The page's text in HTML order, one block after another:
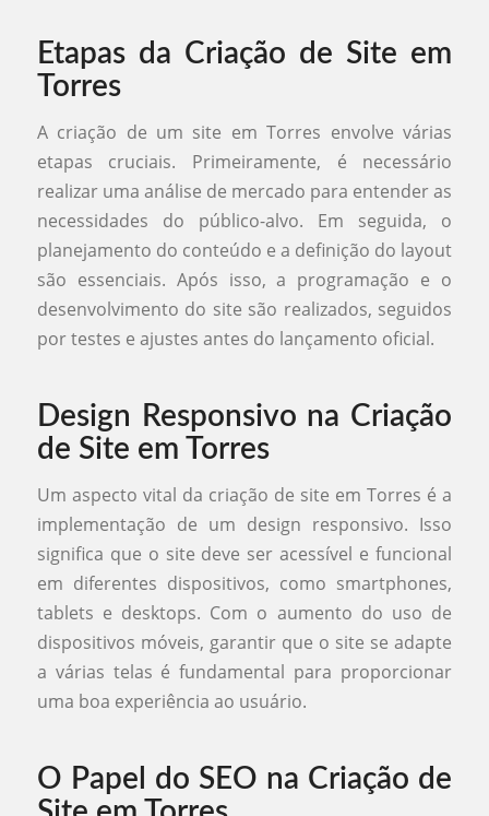
Etapas da Criação de Site em
Torres
A criação de um site em Torres envolve várias
etapas cruciais. Primeiramente, é necessário
realizar uma análise de mercado para entender as
necessidades do público-alvo. Em seguida, o
planejamento do conteúdo e a definição do layout
são essenciais. Após isso, a programação e o
desenvolvimento do site são realizados, seguidos
por testes e ajustes antes do lançamento oficial.
Design Responsivo na Criação
de Site em Torres
Um aspecto vital da criação de site em Torres é a
implementação de um design responsivo. Isso
significa que o site deve ser acessível e funcional
em diferentes dispositivos, como smartphones,
tablets e desktops. Com o aumento do uso de
dispositivos móveis, garantir que o site se adapte
a várias telas é fundamental para proporcionar
uma boa experiência ao usuário.
O Papel do SEO na Criação de